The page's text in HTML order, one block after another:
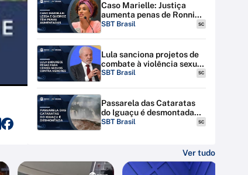
Caso Marielle: Justiça
aumenta penas de Ronnie
Lessa e Élcio Queiroz
SBT Brasil SC
Lula sanciona projetos de
combate à violência sexual
contra menores na
SBT Brasil SC
Passarela das Cataratas
do Iguaçu é desmontada
por riscos de inundação
SBT Brasil SC
Ver tudo